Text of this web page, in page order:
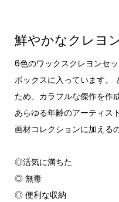
鮮やかなクレヨ
6色のワックスクレヨンセ
ボックスに入っています。
ため、カラフルな傑作を作
あらゆる年齢のアーティス
画材コレクションに加える
◎活気に満ちた
◎ 無毒
◎ 便利な収納